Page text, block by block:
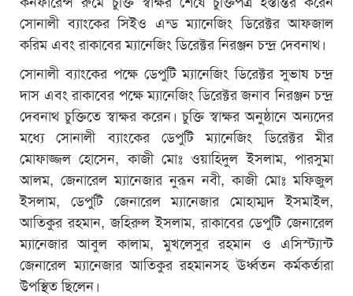
সোনালী ব্যাংকের সিইও এন্ড ম্যানেজিং ডিরেক্টর আফজাল
করিম এবং রাকাবের ম্যানেজিং ডিরেক্টর নিরঞ্জন চন্দ্র দেবনাথ।
সোনালী ব্যাংকের পক্ষে ডেপুটি ম্যানেজিং ডিরেক্টর সুভাষ চন্দ্র
দাস এবং রাকাবের পক্ষে ম্যানেজিং ডিরেক্টর জনাব নিরঞ্জন চন্দ্র
দেবনাথ চুক্তিতে স্বাক্ষর করেন। চুক্তি স্বাক্ষর অনুষ্ঠানে অন্যদের
মধ্যে সোনালী ব্যাংকের ডেপুটি ম্যানেজিং ডিরেক্টর মীর
মোফাজ্জল হোসেন, কাজী মোঃ ওয়াহিদুল ইসলাম, পারসুমা
আলম, জেনারেল ম্যানেজার নুরূন নবী, কাজী মোঃ মফিজুল
ইসলাম, ডেপুটি জেনারেল ম্যানেজার মোহাম্মদ ইসমাইল,
আতিকুর রহমান, জহিরুল ইসলাম, রাকাবের ডেপুটি জেনারেল
ম্যানেজার আবুল কালাম, মুখলেসুর রহমান ও এসিস্ট্যান্ট
জেনারেল ম্যানেজার আতিকুর রহমানসহ ঊর্ধ্বতন কর্মকর্তারা
উপস্থিত ছিলেন।